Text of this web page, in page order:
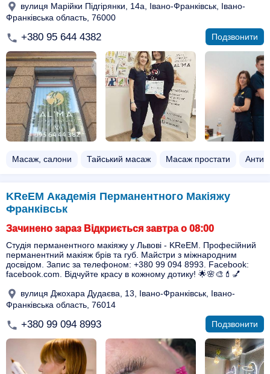
вулиця Марійки Підгірянки, 14а, Івано-Франківськ, Івано-
Франківська область, 76000
+380 95 644 4382 Подзвонити
Масаж, салони Тайський масаж Масаж простати
KReEM Академія Перманентного Макіяжу
Франківськ
Зачинено зараз Відкриється завтра о 08:00
Студія перманентного макіяжу у Львові - KReEM. Професійний
перманентний макіяж брів та губ. Майстри з міжнародним
досвідом. Запис за телефоном: +380 99 094 8993. Facebook:
facebook.com. Відчуйте красу в кожному дотику! 🌟🌸🎨💄💅
вулиця Джохара Дудаєва, 13, Івано-Франківськ, Івано-
Франківська область, 76014
+380 99 094 8993 Подзвонити